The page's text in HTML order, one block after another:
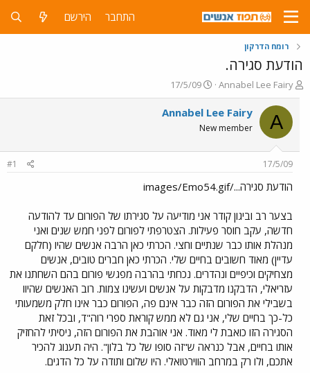
התחבר הירשם
רומח הדרקון
הודעת סגירה.
פ
ו
ת
ח
ה
ו
ש
א
Annabel Lee Fairy
פ
ו
ר
ם
ר
17/5/09
A
Annabel Lee Fairy
New member
17/5/09
#1
הודעת סגירה.../images/Emo54.gif
בצער רב וביגון קודר אני מודיעה על סגירתו של הפורום עד להודעה
חדשה, עקב חוסר פעילות. הצטרפתי לפורום לפני חמש שנים ואני
מנהלת אותו כבר שנתיים וחצי. הכרתי כאן הרבה אנשים שהיו (חלקם
עדיין) מאוד חשובים בחיים שלי. הכרתי כאן חברים טובים, אנשים
מצחיקים וכיפיים ונהדרים. נכחתי בהרבה מפגשי פורום בהם השחתנו את
עזריאלי, הדבקנו מדבקות על אנשים ועשינו צמות. רוב האנשים שהיוו
בשבילי את הפורום הזה כבר אינם פה, הפורום כבר אינו חלק משמעותי
כל-כך בחיים שלי, אני גם לא ממש קוראת ספרי רוה"ד, ובכל זאת
הסגירה הזו כואבת לי מאוד. אני אוהבת את הפורום הזה, ניסיתי להחזיק
אותו בחיים, אבל כנראה ש"זה סופו של כל בלון". היה תענוג להכיר
אתכם, ולו רק במרחב הווירטואלי. היו שלום ותודה על כל הדגים.